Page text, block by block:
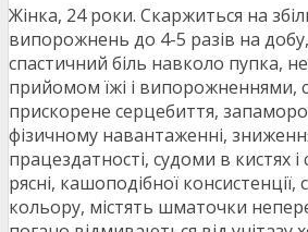
Жінка, 24 роки. Скаржиться на
випорожнень до 4-5 разів на
спастичний біль навколо пупка,
прийомом їжі і випорожненнями,
прискорене серцебиття,
фізичному навантаженні,
працездатності, судоми в кистях і
рясні, кашоподібної консистенції,
кольору, містять шматочки